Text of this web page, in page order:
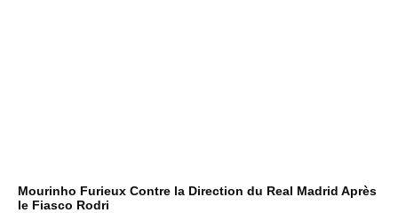
Mourinho Furieux Contre la Direction du Real Madrid Après
le Fiasco Rodri